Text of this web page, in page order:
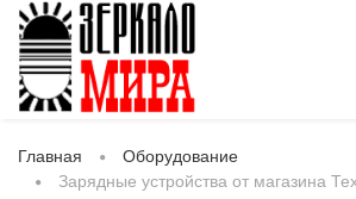
Главная
Оборудование
Зарядные устройства от магазина